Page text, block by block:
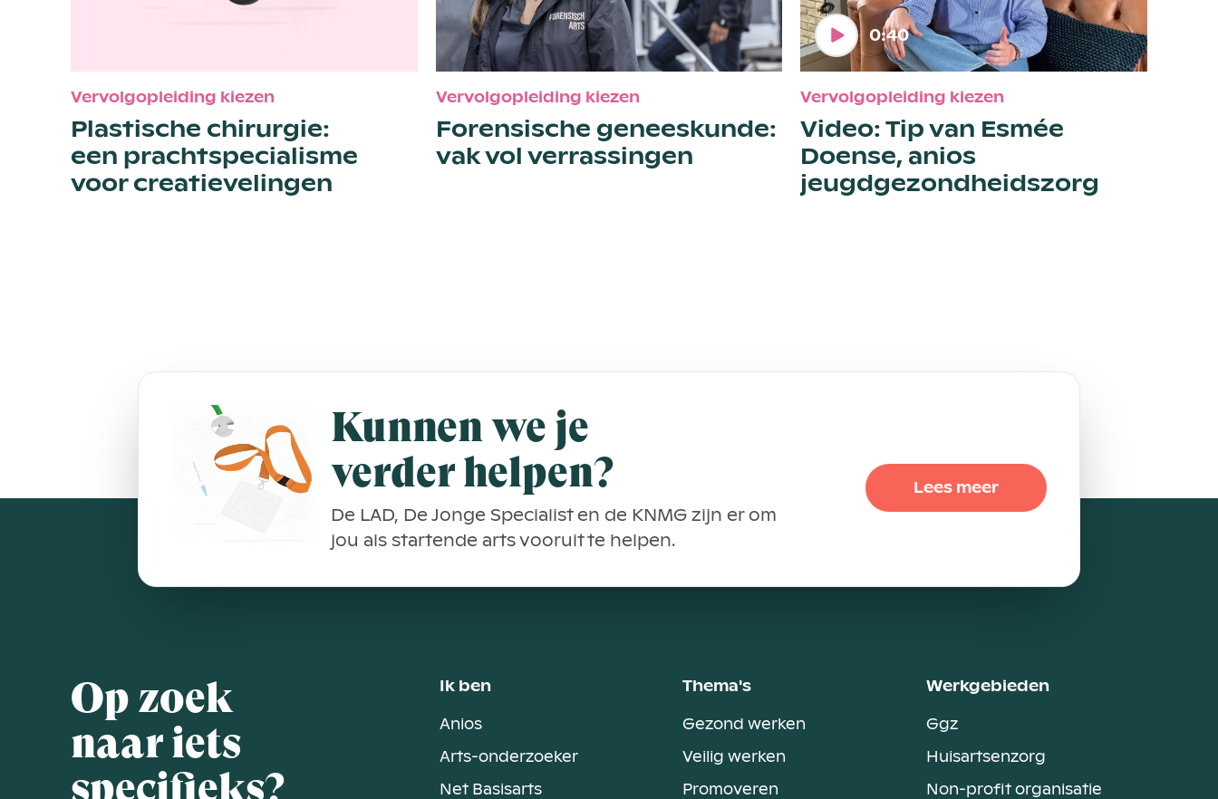
Vervolgopleiding kiezen
Plastische chirurgie:
een pracht­specialisme
voor creatievelingen
Vervolgopleiding kiezen
Forensische geneeskunde:
vak vol verrassingen
0:40
Vervolgopleiding kiezen
Video: Tip van Esmée
Doense, anios
jeugdgezondheidszorg
Kunnen we je
verder helpen?
De LAD, De Jonge Specialist en de KNMG zijn er om
jou als startende arts vooruit te helpen.
Lees meer
Op zoek
naar iets
specifieks?
Ik ben
Anios
Arts-onderzoeker
Net Basisarts
Thema's
Gezond werken
Veilig werken
Promoveren
Werkgebieden
Ggz
Huisartsenzorg
Non-profit organisatie